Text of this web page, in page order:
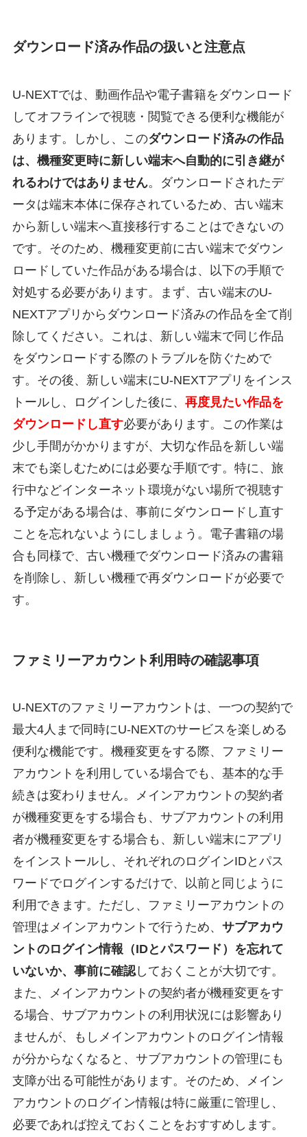
ダウンロード済み作品の扱いと注意点
U-NEXTでは、動画作品や電子書籍をダウンロード
してオフラインで視聴・閲覧できる便利な機能が
あります。しかし、このダウンロード済みの作品
は、機種変更時に新しい端末へ自動的に引き継が
れるわけではありません。ダウンロードされたデ
ータは端末本体に保存されているため、古い端末
から新しい端末へ直接移行することはできないの
です。そのため、機種変更前に古い端末でダウン
ロードしていた作品がある場合は、以下の手順で
対処する必要があります。まず、古い端末のU-
NEXTアプリからダウンロード済みの作品を全て削
除してください。これは、新しい端末で同じ作品
をダウンロードする際のトラブルを防ぐためで
す。その後、新しい端末にU-NEXTアプリをインス
トールし、ログインした後に、 再度見たい作品を
ダウンロードし直す必要があります。この作業は
少し手間がかかりますが、大切な作品を新しい端
末でも楽しむためには必要な手順です。特に、旅
行中などインターネット環境がない場所で視聴す
る予定がある場合は、事前にダウンロードし直す
ことを忘れないようにしましょう。電子書籍の場
合も同様で、古い機種でダウンロード済みの書籍
を削除し、新しい機種で再ダウンロードが必要で
す。
ファミリーアカウント利用時の確認事項
U-NEXTのファミリーアカウントは、一つの契約で
最大4人まで同時にU-NEXTのサービスを楽しめる
便利な機能です。機種変更をする際、ファミリー
アカウントを利用している場合でも、基本的な手
続きは変わりません。メインアカウントの契約者
が機種変更をする場合も、サブアカウントの利用
者が機種変更をする場合も、新しい端末にアプリ
をインストールし、それぞれのログインIDとパス
ワードでログインするだけで、以前と同じように
利用できます。ただし、ファミリーアカウントの
管理はメインアカウントで行うため、 サブアカウ
ントのログイン情報（IDとパスワード）を忘れて
いないか、事前に確認しておくことが大切です。
また、メインアカウントの契約者が機種変更をす
る場合、サブアカウントの利用状況には影響あり
ませんが、もしメインアカウントのログイン情報
が分からなくなると、サブアカウントの管理にも
支障が出る可能性があります。そのため、メイン
アカウントのログイン情報は特に厳重に管理し、
必要であれば控えておくことをおすすめします。